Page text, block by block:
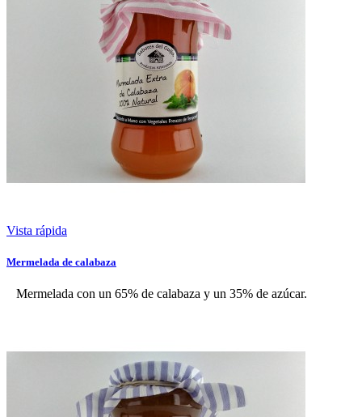
Vista rápida
Mermelada de calabaza
Mermelada con un 65% de calabaza y un 35% de azúcar.